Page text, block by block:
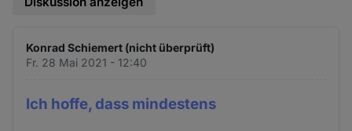
Konrad Schiemert (nicht überprüft)
Fr. 28 Mai 2021 - 12:40
Ich hoffe, dass mindestens